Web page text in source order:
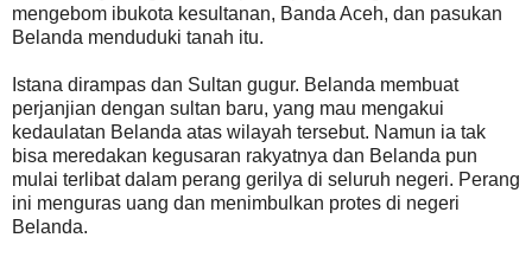
mengebom ibukota kesultanan, Banda Aceh, dan pasukan
Belanda menduduki tanah itu.
Istana dirampas dan Sultan gugur. Belanda membuat
perjanjian dengan sultan baru, yang mau mengakui
kedaulatan Belanda atas wilayah tersebut. Namun ia tak
bisa meredakan kegusaran rakyatnya dan Belanda pun
mulai terlibat dalam perang gerilya di seluruh negeri. Perang
ini menguras uang dan menimbulkan protes di negeri
Belanda.